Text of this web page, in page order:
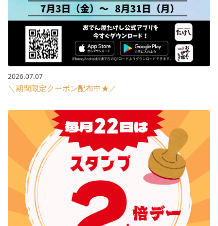
2026.07.07
＼期間限定クーポン配布中★／